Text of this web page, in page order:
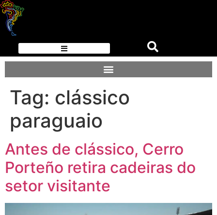
Tag: clássico
paraguaio
Antes de clássico, Cerro
Porteño retira cadeiras do
setor visitante